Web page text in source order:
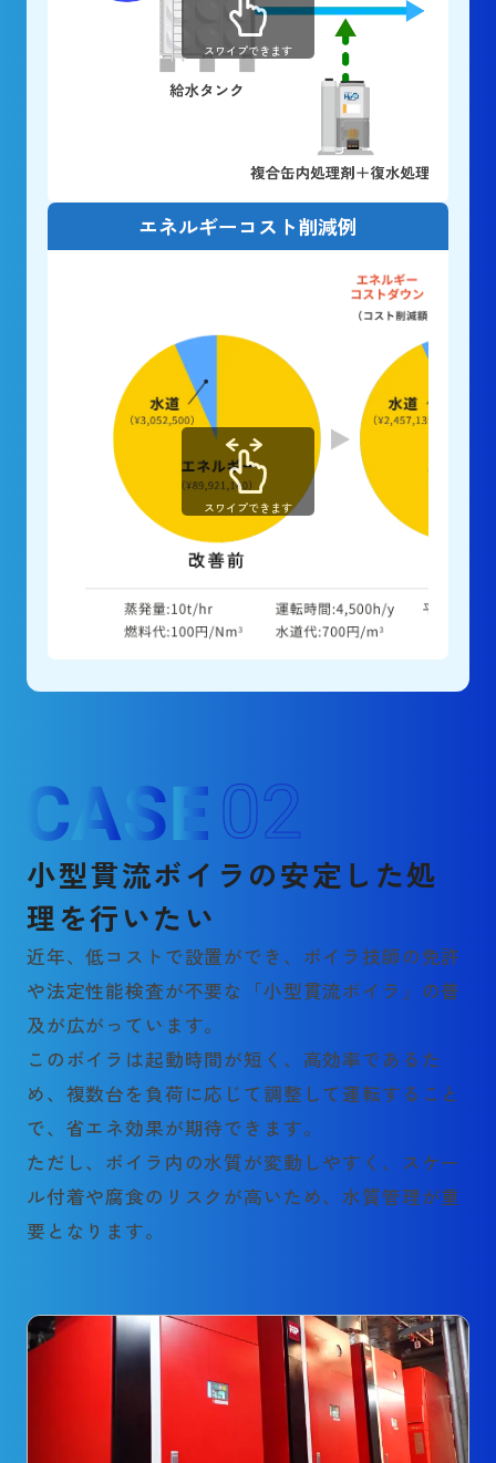
スワイプできます
エネルギーコスト削減例
スワイプできます
02
小型貫流ボイラの安定した処
理を行いたい
近年、低コストで設置ができ、ボイラ技師の免許
や法定性能検査が不要な「小型貫流ボイラ」の普
及が広がっています。
このボイラは起動時間が短く、高効率であるた
め、複数台を負荷に応じて調整して運転すること
で、省エネ効果が期待できます。
ただし、ボイラ内の水質が変動しやすく、スケー
ル付着や腐食のリスクが高いため、水質管理が重
要となります。